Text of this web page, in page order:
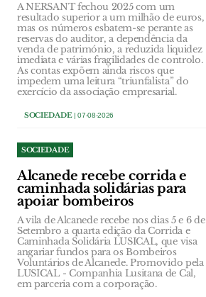
A NERSANT fechou 2025 com um
resultado superior a um milhão de euros,
mas os números esbatem-se perante as
reservas do auditor, a dependência da
venda de património, a reduzida liquidez
imediata e várias fragilidades de controlo.
As contas expõem ainda riscos que
impedem uma leitura “triunfalista” do
exercício da associação empresarial.
SOCIEDADE| 07-08-2026
SOCIEDADE
Alcanede recebe corrida e
caminhada solidárias para
apoiar bombeiros
A vila de Alcanede recebe nos dias 5 e 6 de
Setembro a quarta edição da Corrida e
Caminhada Solidária LUSICAL, que visa
angariar fundos para os Bombeiros
Voluntários de Alcanede. Promovido pela
LUSICAL - Companhia Lusitana de Cal,
em parceria com a corporação.